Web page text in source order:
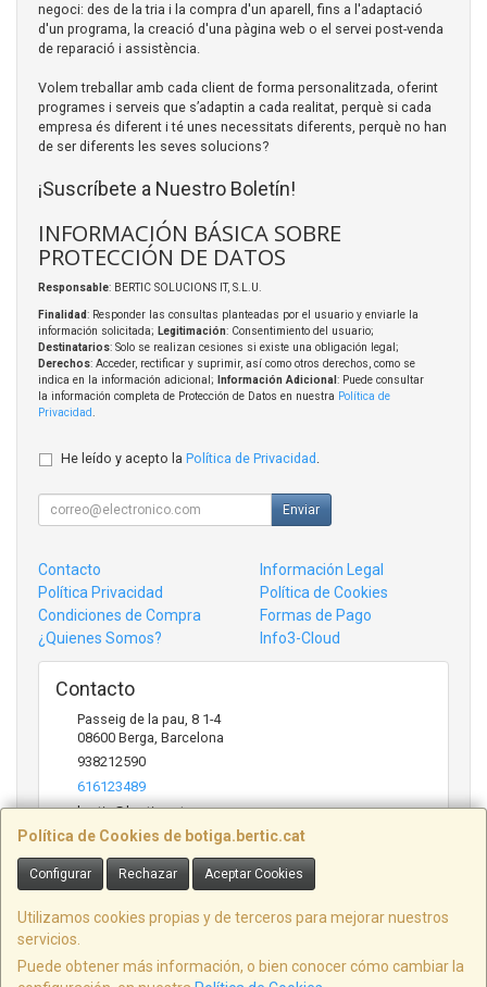
Política de Cookies de botiga.bertic.cat
Configurar Rechazar Aceptar Cookies
Utilizamos cookies propias y de terceros para mejorar nuestros
servicios.
Puede obtener más información, o bien conocer cómo cambiar la
negoci: des de la tria i la compra d'un aparell, fins a l'adaptació
d'un programa, la creació d'una pàgina web o el servei post-venda
de reparació i assistència.
Volem treballar amb cada client de forma personalitzada, oferint
programes i serveis que s’adaptin a cada realitat, perquè si cada
empresa és diferent i té unes necessitats diferents, perquè no han
de ser diferents les seves solucions?
¡Suscríbete a Nuestro Boletín!
INFORMACIÓN BÁSICA SOBRE
PROTECCIÓN DE DATOS
Responsable: BERTIC SOLUCIONS IT, S.L.U.
Finalidad: Responder las consultas planteadas por el usuario y enviarle la
información solicitada; Legitimación: Consentimiento del usuario;
Destinatarios: Solo se realizan cesiones si existe una obligación legal;
Derechos: Acceder, rectificar y suprimir, así como otros derechos, como se
indica en la información adicional;
Información Adicional : Puede consultar
la información completa de Protección de Datos en nuestra Política de
Privacidad
He leído y acepto la Política de Privacidad .
Enviar
Contacto
Información Legal
Política Privacidad
Política de Cookies
Condiciones de Compra
Formas de Pago
¿Quienes Somos?
Info3-Cloud
Contacto
Passeig de la pau, 8 1-4
08600 Berga, Barcelona
938212590
616123489
bertic@bertic.cat
Horario
Lunes a Viernes (9h-14h | 15h-18h)